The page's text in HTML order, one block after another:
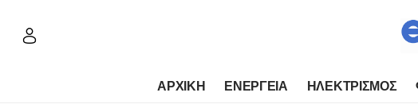
ΑΡΧΙΚΗ ΕΝΕΡΓΕΙΑ ΗΛΕΚΤΡΙΣΜΟΣ